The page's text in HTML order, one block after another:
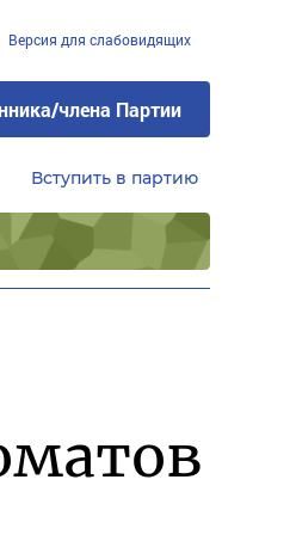
Версия для слабовидящих
члена Партии
Вступить в партию